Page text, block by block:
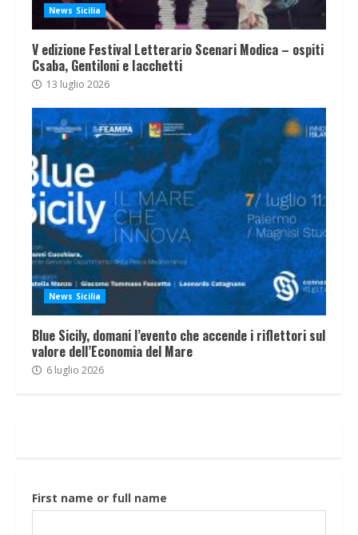
News Sicilia
V edizione Festival Letterario Scenari Modica – ospiti
Csaba, Gentiloni e Iacchetti
13 luglio 2026
News Sicilia
Blue Sicily, domani l’evento che accende i riflettori sul
valore dell’Economia del Mare
6 luglio 2026
First name or full name